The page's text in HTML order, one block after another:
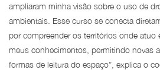
ampliaram minha visão sobre o uso de
ambientais. Esse curso se conecta
por compreender os territórios onde atuo
meus conhecimentos, permitindo novas
formas de leitura do espaço”, explica o